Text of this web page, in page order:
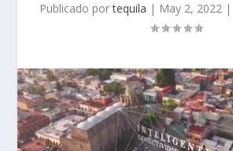
Publicado portequila | May 2, 2022 |